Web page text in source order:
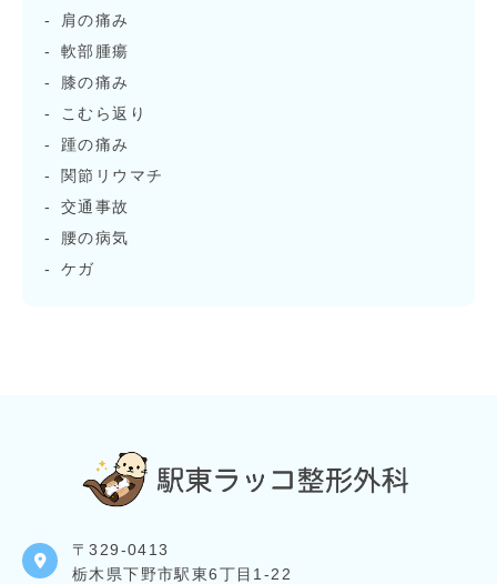
肩の痛み
軟部腫瘍
膝の痛み
こむら返り
踵の痛み
関節リウマチ
交通事故
腰の病気
ケガ
〒329-0413
栃木県下野市駅東6丁目1-22